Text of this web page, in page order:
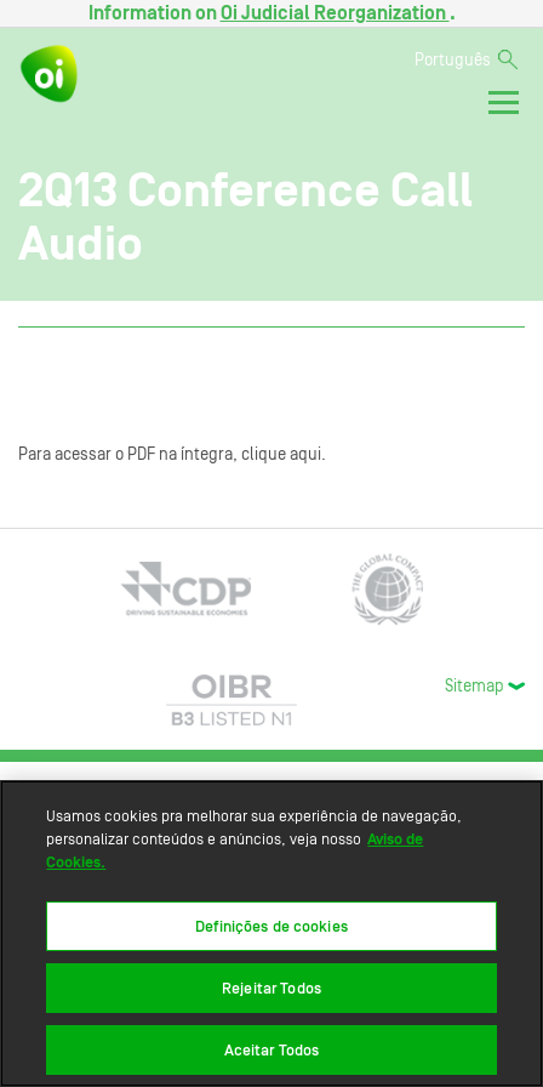
Information onOi Judicial Reorganization .
Português
2Q13 Conference Call
Audio
Para acessar o PDF na íntegra, clique aqui.
Sitemap
Usamos cookies pra melhorar sua experiência de navegação,
personalizar conteúdos e anúncios, veja nosso Aviso de
Cookies.
Definições de cookies
Rejeitar Todos
Aceitar Todos